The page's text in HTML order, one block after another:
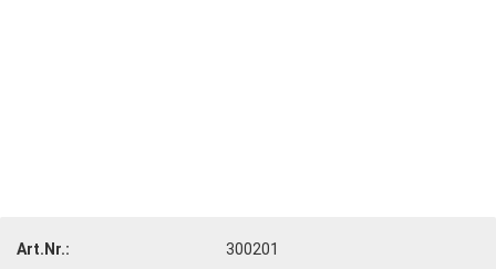
Art.Nr.: 300201